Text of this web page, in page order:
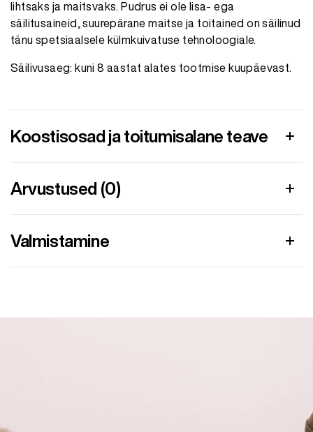
lihtsaks ja maitsvaks. Pudrus ei ole lisa- ega
säilitusaineid, suurepärane maitse ja toitained on säilinud
tänu spetsiaalsele külmkuivatuse tehnoloogiale.
Säilivusaeg: kuni 8 aastat alates tootmise kuupäevast.
Koostisosad ja toitumisalane teave
Arvustused (0)
Valmistamine